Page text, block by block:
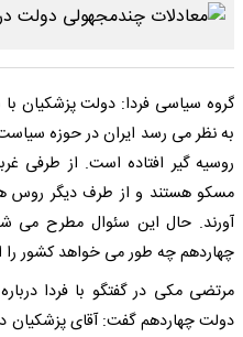
گروه سیاسی فردا: دولت پزشکیان با
به نظر می رسد ایران در حوزه
روسیه گیر افتاده است. از طرفی
مسکو هستند و از طرف دیگر روس
آورند. حال این سئوال مطرح می
چهاردهم چه طور می خواهد کشور
مرتضی مکی در گفتگو با فردا
دولت چهاردهم گفت: آقای پزشکیان